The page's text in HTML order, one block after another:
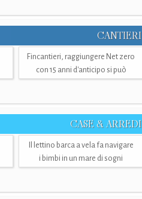
CANTIERI
Fincantieri, raggiungere Net zero
con 15 anni d'anticipo si può
CASE & ARREDI
Il lettino barca a vela fa navigare
i bimbi in un mare di sogni